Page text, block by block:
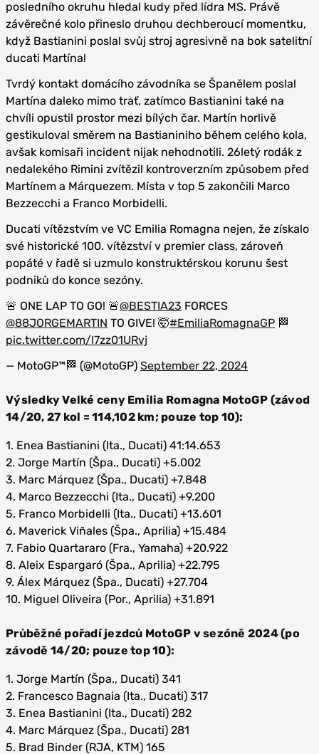
posledního okruhu hledal kudy před lídra MS. Právě
závěrečné kolo přineslo druhou dechberoucí momentku,
když Bastianini poslal svůj stroj agresivně na bok satelitní
ducati Martína!
Tvrdý kontakt domácího závodníka se Španělem poslal
Martína daleko mimo trať, zatímco Bastianini také na
chvíli opustil prostor mezi bílých čar. Martín horlivě
gestikuloval směrem na Bastianiniho během celého kola,
avšak komisaři incident nijak nehodnotili. 26letý rodák z
nedalekého Rimini zvítězil kontroverzním způsobem před
Martínem a Márquezem. Místa v top 5 zakončili Marco
Bezzecchi a Franco Morbidelli.
Ducati vítězstvím ve VC Emilia Romagna nejen, že získalo
své historické 100. vítězství v premier class, zároveň
popáté v řadě si uzmulo konstruktérskou korunu šest
podniků do konce sezóny.
🚨 ONE LAP TO GO! 🚨@BESTIA23 FORCES
@88JORGEMARTIN TO GIVE! 🤯#EmiliaRomagnaGP 🏁
pic.twitter.com/l7zz01URvj
— MotoGP™🏁 (@MotoGP) September 22, 2024
Výsledky Velké ceny Emilia Romagna MotoGP (závod
14/20, 27 kol = 114,102 km; pouze top 10):
1. Enea Bastianini (Ita., Ducati) 41:14.653
2. Jorge Martín (Špa., Ducati) +5.002
3. Marc Márquez (Špa., Ducati) +7.848
4. Marco Bezzecchi (Ita., Ducati) +9.200
5. Franco Morbidelli (Ita., Ducati) +13.601
6. Maverick Viñales (Špa., Aprilia) +15.484
7. Fabio Quartararo (Fra., Yamaha) +20.922
8. Aleix Espargaró (Špa., Aprilia) +22.795
9. Álex Márquez (Špa., Ducati) +27.704
10. Miguel Oliveira (Por., Aprilia) +31.891
Průběžné pořadí jezdců MotoGP v sezóně 2024 (po
závodě 14/20; pouze top 10):
1. Jorge Martín (Špa., Ducati) 341
2. Francesco Bagnaia (Ita., Ducati) 317
3. Enea Bastianini (Ita., Ducati) 282
4. Marc Márquez (Špa., Ducati) 281
5. Brad Binder (RJA, KTM) 165